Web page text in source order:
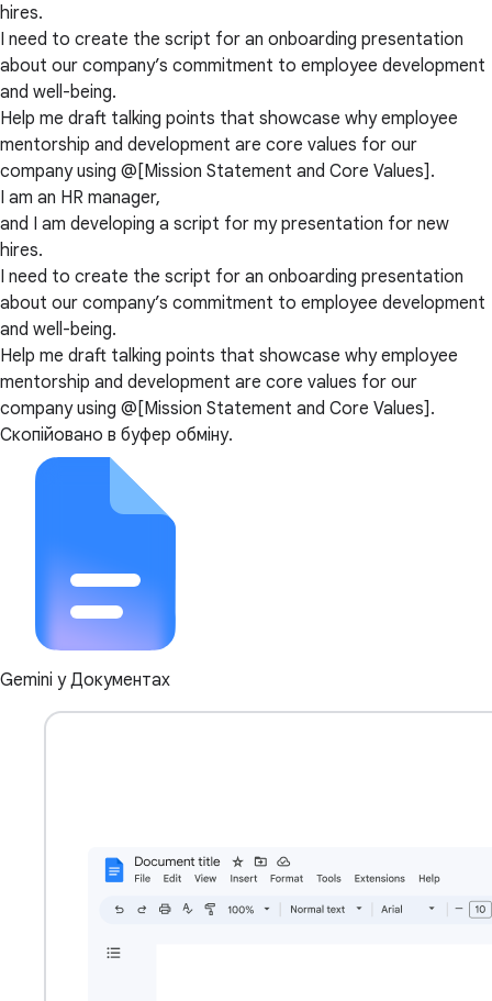
hires.
I need to create the script for an onboarding presentation
about our company’s commitment to employee development
and well-being.
Help me draft talking points that showcase why employee
mentorship and development are core values for our
company using @[Mission Statement and Core Values].
I am an HR manager,
and I am developing a script for my presentation for new
hires.
I need to create the script for an onboarding presentation
about our company’s commitment to employee development
and well-being.
Help me draft talking points that showcase why employee
mentorship and development are core values for our
company using @[Mission Statement and Core Values].
Скопійовано в буфер обміну.
Gemini у Документах